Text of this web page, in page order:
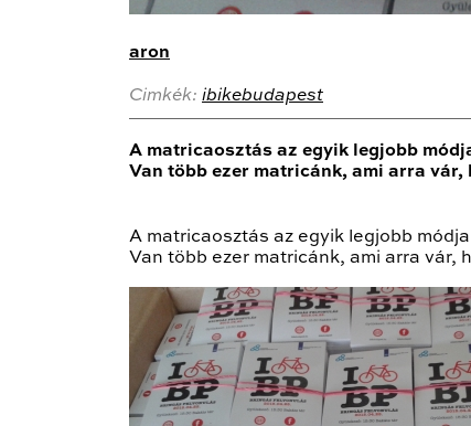
aron
Cimkék: ibikebudapest
A matricaosztás az egyik legjobb
Van több ezer matricánk, ami arra
A matricaosztás az egyik legjobb
Van több ezer matricánk, ami arra vár,